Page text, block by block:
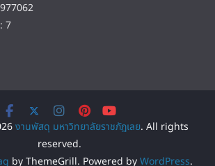
7
งานพัสดุ มหาวิทยาลัยราชภัฏเลย. All rights
reserved.
by ThemeGrill. Powered byWordPress.